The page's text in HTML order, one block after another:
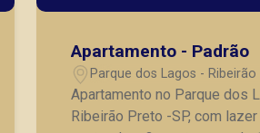
Apartamento - Padrão
Parque dos Lagos -
Apartamento no Parque dos
Ribeirão Preto -SP, com